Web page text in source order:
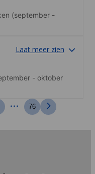
(september -
Laat meer zien
- oktober
... 76